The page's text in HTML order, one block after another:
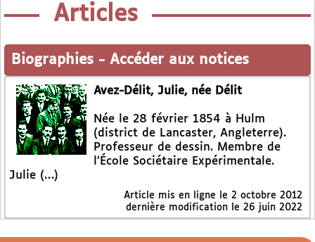
Articles
Biographies - Accéder aux notices
Avez-Délit, Julie, née Délit
Née le 28 février 1854 à Hulm
(district de Lancaster, Angleterre).
Professeur de dessin. Membre de
l’École Sociétaire Expérimentale.
Julie (…)
Article mis en ligne le 2 octobre 2012
dernière modification le 26 juin 2022